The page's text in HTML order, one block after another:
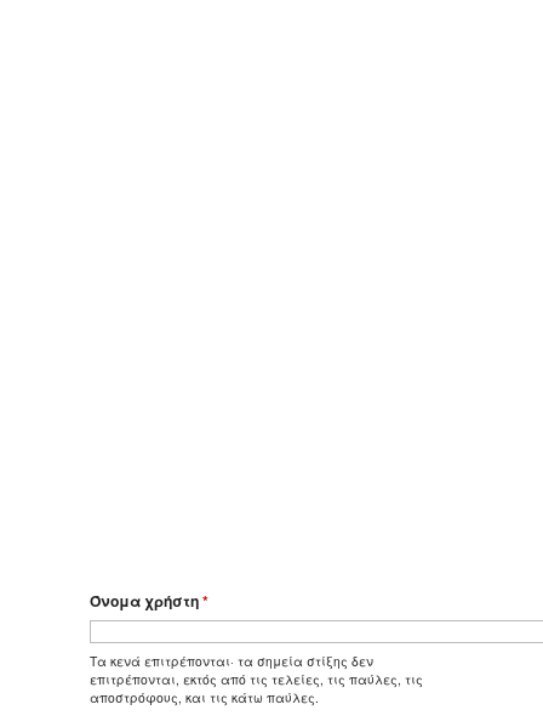
Όνομα χρήστη*
Τα κενά επιτρέπονται· τα σημεία στίξης δεν
επιτρέπονται, εκτός από τις τελείες, τις παύλες, τις
αποστρόφους, και τις κάτω παύλες.